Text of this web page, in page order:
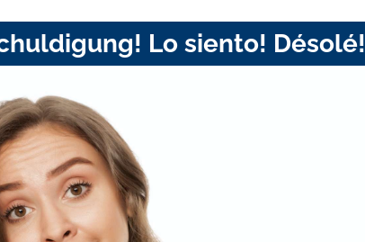
Lo siento! Désolé!